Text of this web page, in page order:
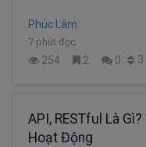
Phúc Lâm
7 phút đọc
254 2 0 3
API, RESTful Là
Hoạt Động